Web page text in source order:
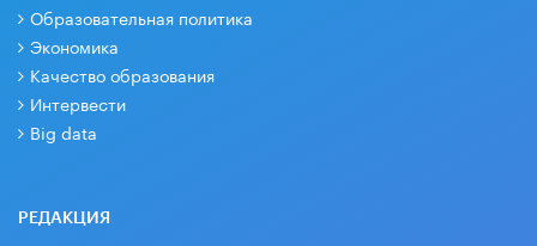
Образовательная политика
Экономика
Качество образования
Интервести
Big data
РЕДАКЦИЯ